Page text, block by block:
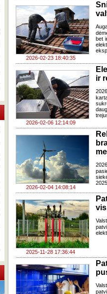
2026-02-23 18:40:35
bet
2026-02-06 12:14:09
ir
2026-02-04 14:08:14
2025-11-28 17:36:44